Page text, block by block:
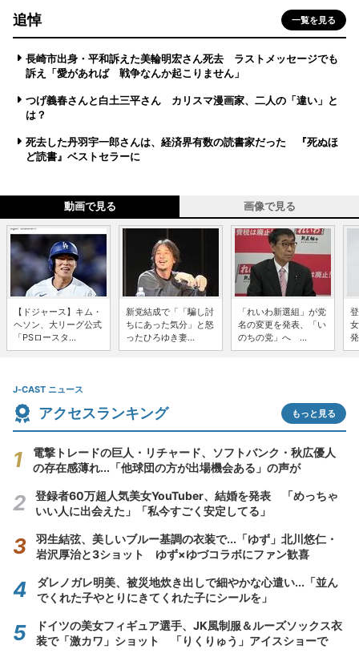
追悼 一覧を見る
長崎市出身・平和訴えた美輪明宏さん死去 ラストメッセージでも
訴え「愛があれば 戦争なんか起こりません」
つげ義春さんと白土三平さん カリスマ漫画家、二人の「違い」と
は？
死去した丹羽宇一郎さんは、経済界有数の読書家だった 『死ぬほ
ど読書』ベストセラーに
動画で見る 画像で見る
【ドジャース】キム・
ヘソン、大リーグ公式
「PSロースタ...
新党結成で「「騙し討
ちにあった気分」と怒
ったひろゆき妻...
「れいわ新選組」が党
名の変更を発表、「い
のちの党」へ ...
J-CAST ニュース
アクセスランキング もっと見る
電撃トレードの巨人・リチャード、ソフトバンク・秋広優人
の存在感薄れ...「他球団の方が出場機会ある」の声が
登録者60万超人気美女YouTuber、結婚を発表 「めっちゃ
いい人に出会えた」「私今すごく安定してる」
羽生結弦、美しいブルー基調の衣装で...「ゆず」北川悠仁・
岩沢厚治と3ショット ゆず×ゆづコラボにファン歓喜
ダレノガレ明美、被災地炊き出しで細やかな心遣い...「並ん
でくれた子やとりにきてくれた子にシールを」
ドイツの美女フィギュア選手、JK風制服＆ルーズソックス衣
装で「激カワ」ショット 「りくりゅう」アイスショーで